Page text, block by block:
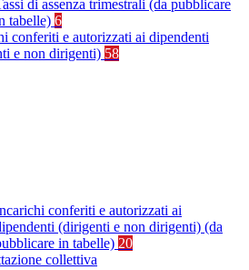
di assenza trimestrali (da pubblicare
tabelle) 6
conferiti e autorizzati ai dipendenti
e non dirigenti) 58
conferiti e autorizzati ai
(dirigenti e non dirigenti) (da
in tabelle) 20
collettiva